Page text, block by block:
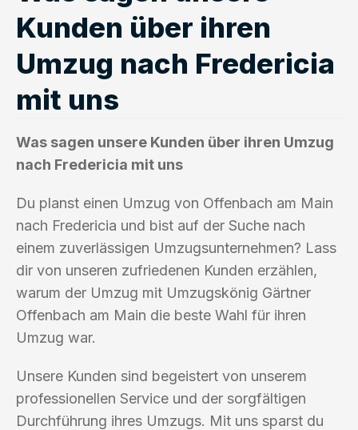
Kunden über ihren
Umzug nach Fredericia
mit uns
Was sagen unsere Kunden über ihren Umzug
nach Fredericia mit uns
Du planst einen Umzug von Offenbach am Main
nach Fredericia und bist auf der Suche nach
einem zuverlässigen Umzugsunternehmen? Lass
dir von unseren zufriedenen Kunden erzählen,
warum der Umzug mit Umzugskönig Gärtner
Offenbach am Main die beste Wahl für ihren
Umzug war.
Unsere Kunden sind begeistert von unserem
professionellen Service und der sorgfältigen
Durchführung ihres Umzugs. Mit uns sparst du